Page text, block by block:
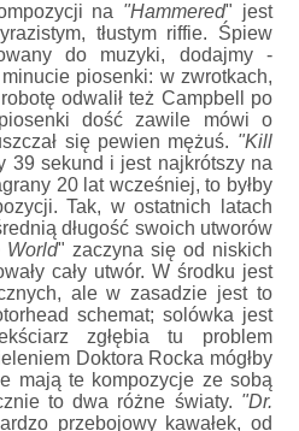
na "Hammered" jest
tłustym riffie. Śpiew
do muzyki, dodajmy -
piosenki: w zwrotkach,
odwalił też Campbell po
dość zawile mówi o
się pewien mężuś. "Kill
39 sekund i jest najkrótszy na
20 lat wcześniej, to byłby
Tak, w ostatnich latach
długość swoich utworów
World" zaczyna się od niskich
cały utwór. W środku jest
ale w zasadzie jest to
schemat; solówka jest
zgłębia tu problem
Doktora Rocka mógłby
mają te kompozycje ze sobą
to dwa różne światy. "Dr.
przebojowy kawałek, od